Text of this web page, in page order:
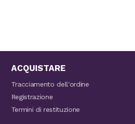
ACQUISTARE
Tracciamento dell'ordine
Registrazione
Termini di restituzione